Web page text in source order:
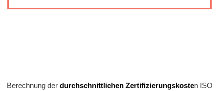
Berechnung der durchschnittlichen Zertifizierungskosten ISO